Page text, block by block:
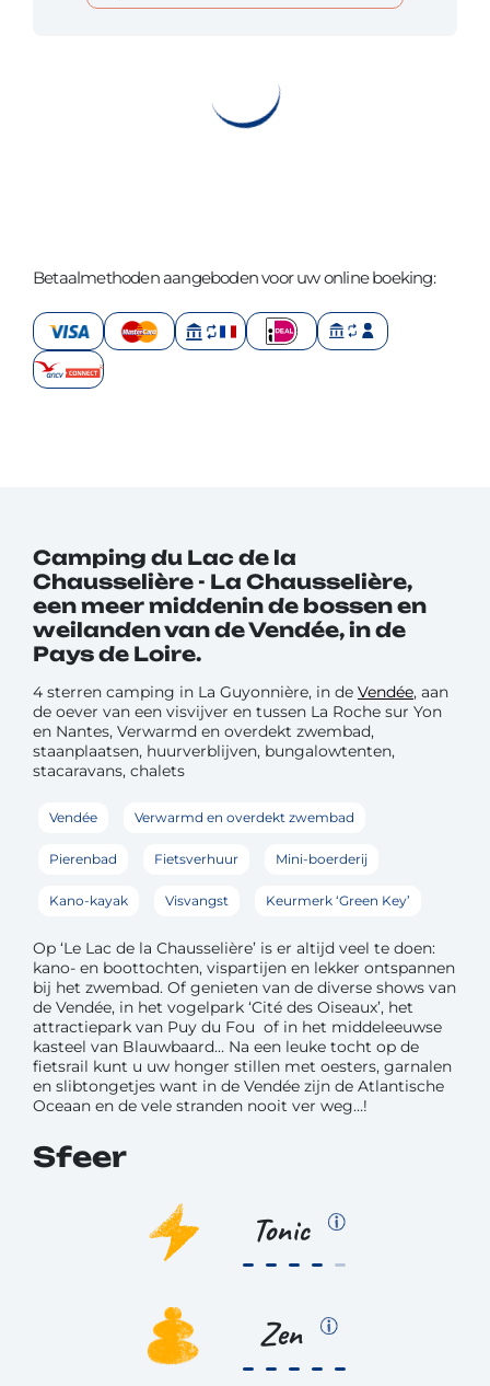
Betaalmethoden aangeboden voor uw online boeking:
Camping du Lac de la
Chausselière - La Chausselière,
een meer middenin de bossen en
weilanden van de Vendée, in de
Pays de Loire.
4 sterren camping in La Guyonnière, in de Vendée, aan
de oever van een visvijver en tussen La Roche sur Yon
en Nantes, Verwarmd en overdekt zwembad,
staanplaatsen, huurverblijven, bungalowtenten,
stacaravans, chalets
Vendée Verwarmd en overdekt zwembad
Pierenbad Fietsverhuur Mini-boerderij
Kano-kayak Visvangst Keurmerk ‘Green Key’
Op ‘Le Lac de la Chausselière’ is er altijd veel te doen:
kano- en boottochten, vispartijen en lekker ontspannen
bij het zwembad. Of genieten van de diverse shows van
de Vendée, in het vogelpark ‘Cité des Oiseaux’, het
attractiepark van Puy du Fou of in het middeleeuwse
kasteel van Blauwbaard… Na een leuke tocht op de
fietsrail kunt u uw honger stillen met oesters, garnalen
en slibtongetjes want in de Vendée zijn de Atlantische
Oceaan en de vele stranden nooit ver weg…!
Sfeer
Tonic
Zen